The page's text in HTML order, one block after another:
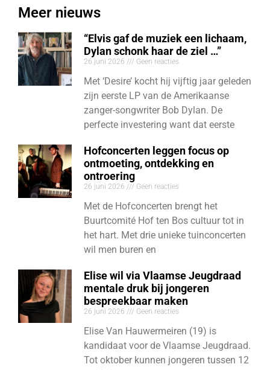
Meer nieuws
“Elvis gaf de muziek een lichaam,
Dylan schonk haar de ziel …”
26 juni 2026 Geen reacties
Met ‘Desire’ kocht hij vijftig jaar geleden
zijn eerste LP van de Amerikaanse
zanger-songwriter Bob Dylan. De
perfecte investering want dat eerste
Hofconcerten leggen focus op
ontmoeting, ontdekking en
ontroering
26 juni 2026 Geen reacties
Met de Hofconcerten brengt het
Buurtcomité Hof ten Bos cultuur tot in
het hart. Met drie unieke tuinconcerten
wil men buren en
Elise wil via Vlaamse Jeugdraad
mentale druk bij jongeren
bespreekbaar maken
26 juni 2026 Geen reacties
Elise Van Hauwermeiren (19) is
kandidaat voor de Vlaamse Jeugdraad.
Tot oktober kunnen jongeren tussen 12